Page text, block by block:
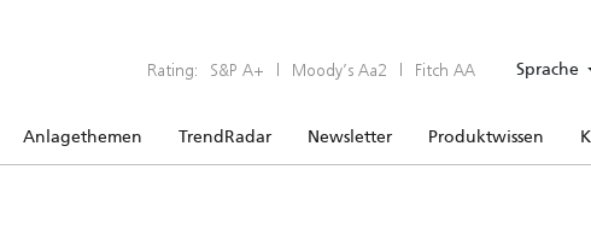
Rating: S&P A+ | Moody’s Aa2 | Fitch AA Sprache
Anlagethemen TrendRadar Newsletter Produktwissen